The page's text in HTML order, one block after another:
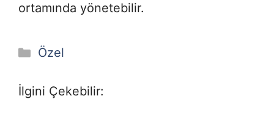
ortamında yönetebilir.
Kategoriler
Özel
İlgini Çekebilir: